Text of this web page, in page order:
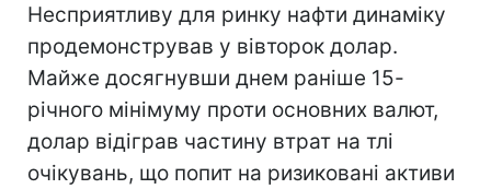
Несприятливу для ринку нафти динаміку
продемонстрував у вівторок долар.
Майже досягнувши днем раніше 15-
річного мінімуму проти основних валют,
долар відіграв частину втрат на тлі
очікувань, що попит на ризиковані активи